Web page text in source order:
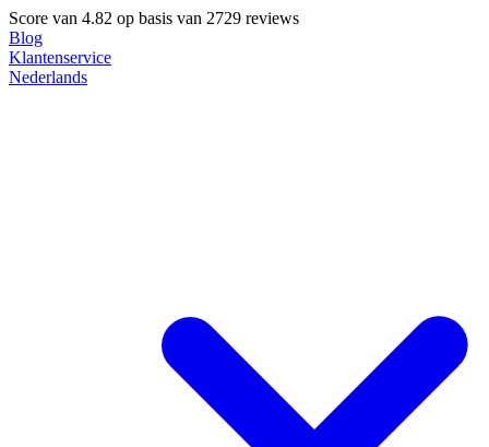
Score van 4.82 op basis van 2729 reviews
Blog
Klantenservice
Nederlands